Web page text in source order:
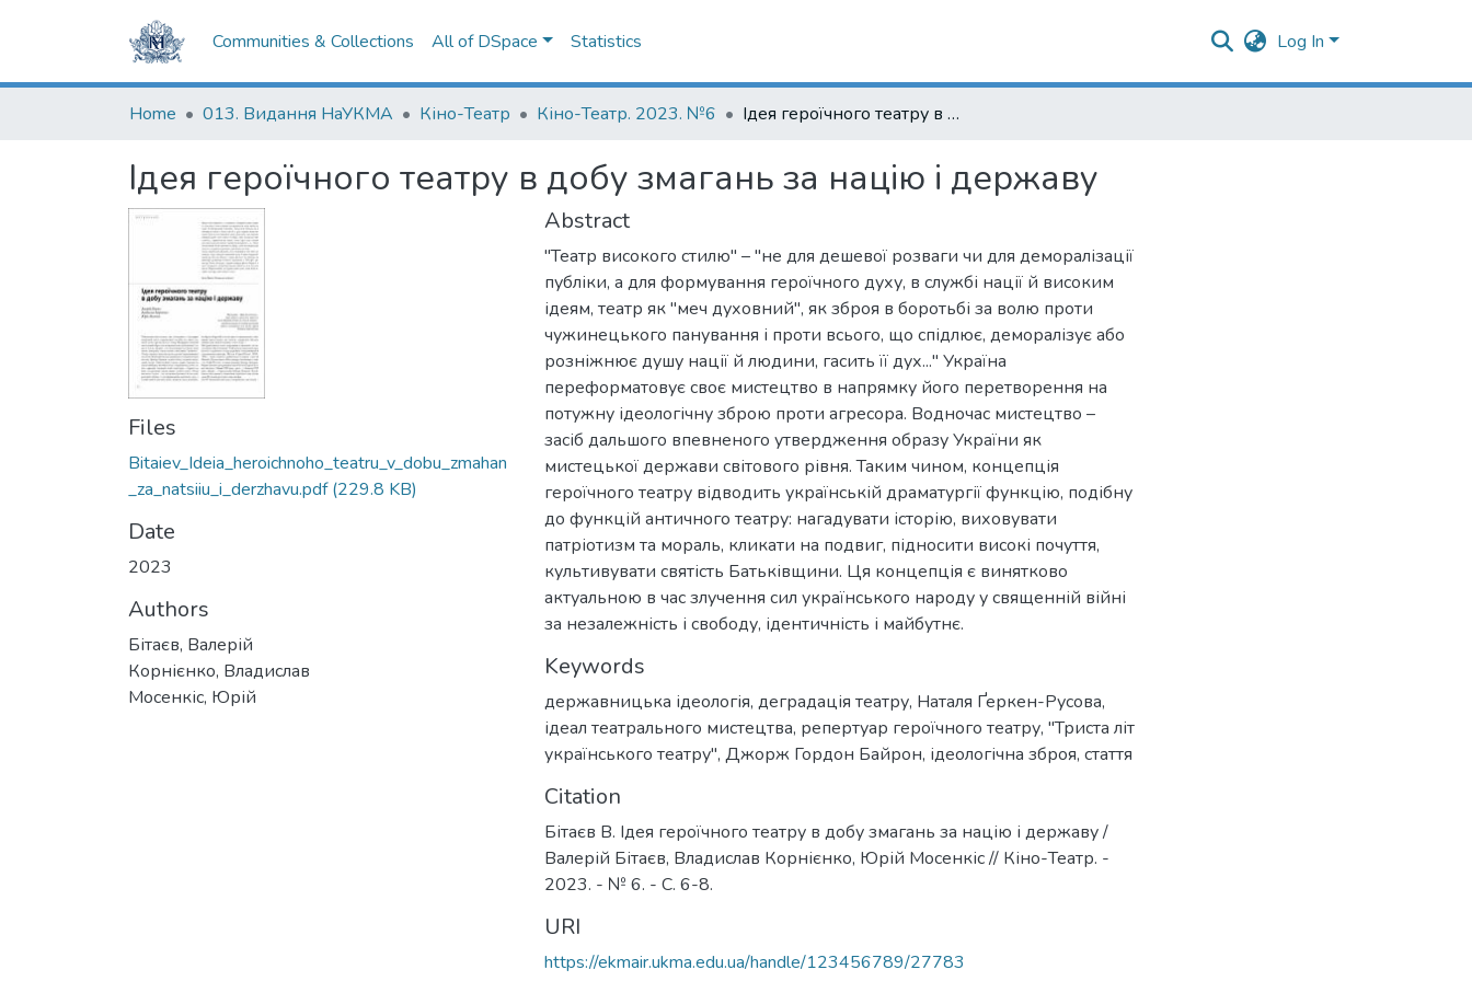
Communities & Collections All of DSpace Statistics Log In
Home 013. Видання НаУКМА Кіно-Театр Кіно-Театр. 2023. №6 Ідея героїчного театру в добу змагань за націю і державу
Ідея героїчного театру в добу змагань за націю і державу
Files
Bitaiev_Ideia_heroichnoho_teatru_v_dobu_zmahan
_za_natsiiu_i_derzhavu.pdf(229.8 KB)
Date
2023
Authors
Бітаєв, Валерій
Корнієнко, Владислав
Мосенкіс, Юрій
Abstract
"Театр високого стилю" – "не для дешевої розваги чи для деморалізації
публіки, а для формування героїчного духу, в службі нації й високим
ідеям, театр як "меч духовний", як зброя в боротьбі за волю проти
чужинецького панування і проти всього, що спідлює, деморалізує або
розніжнює душу нації й людини, гасить її дух..." Україна
переформатовує своє мистецтво в напрямку його перетворення на
потужну ідеологічну зброю проти агресора. Водночас мистецтво –
засіб дальшого впевненого утвердження образу України як
мистецької держави світового рівня. Таким чином, концепція
героїчного театру відводить українській драматургії функцію, подібну
до функцій античного театру: нагадувати історію, виховувати
патріотизм та мораль, кликати на подвиг, підносити високі почуття,
культивувати святість Батьківщини. Ця концепція є винятково
актуальною в час злучення сил українського народу у священній війні
за незалежність і свободу, ідентичність і майбутнє.
Keywords
державницька ідеологія, деградація театру, Наталя Ґеркен-Русова,
ідеал театрального мистецтва, репертуар героїчного театру, "Триста літ
українського театру", Джорж Гордон Байрон, ідеологічна зброя, стаття
Citation
Бітаєв В. Ідея героїчного театру в добу змагань за націю і державу /
Валерій Бітаєв, Владислав Корнієнко, Юрій Мосенкіс // Кіно-Театр. -
2023. - № 6. - C. 6-8.
URI
https://ekmair.ukma.edu.ua/handle/123456789/27783